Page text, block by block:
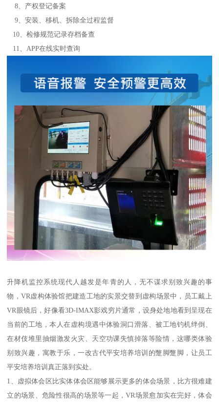
8、产权登记备案
9、安装、移机、拆除全过程监督
10、检修规范记录存档备查
11、APP在线实时查询
升降机监控系统现代人越发是年青的人，无不谋求别致兴趣的事
物，VR虚构体验馆把建造工地的实景交替到虚构场景中，员工戴上
VR眼镜后，好像看3D-IMAX影戏穷片通常，设身处地地看到呈现在
当前的工地，本人在虚构境遇中体验洞口滑落、被工地钓机绊倒、
在材伎堆里抽烟激发火灾、天空功课失慎掉落等险情，这哪类体验
别致兴趣，寓教于乐，一改古代平安培养培训的蹩脚蹩脚，让员工
平安培养培训真正落到实处。
1、虚拟体会区比实体体会区能够展示更多的体会场景，比方很难建
立的场景、危险性很高的场景等一起，VR场景愈加实在完好，体会